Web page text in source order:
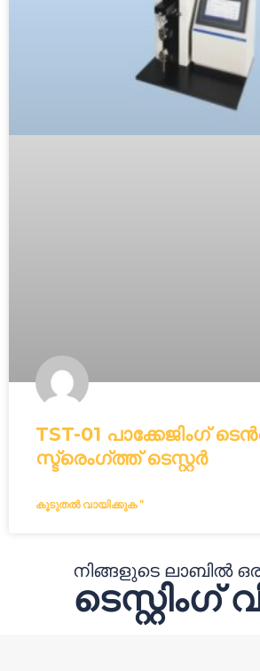
TST-01 പാക്കേജിംഗ്
സ്ട്രെംഗ്ത്ത് ടെസ്റ്റർ
കൂടുതൽ വായിക്കുക "
നിങ്ങളുടെ ലാബിൽ
ടെസ്റ്റിംഗ്